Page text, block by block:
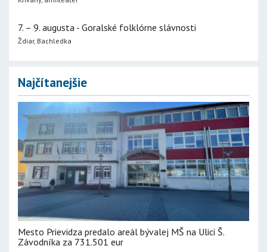
7. – 9. augusta - Goralské folklórne slávnosti
Ždiar, Bachledka
Najčítanejšie
Mesto Prievidza predalo areál bývalej MŠ na Ulici Š.
Závodníka za 731.501 eur